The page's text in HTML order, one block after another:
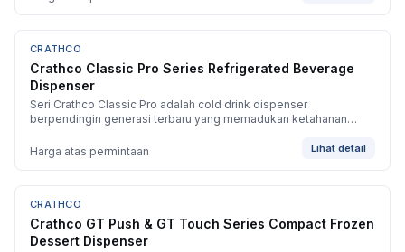
BARU
CRATHCO
Crathco Classic Pro Series Refrigerated Beverage
Dispenser
Seri Crathco Classic Pro adalah cold drink dispenser
berpendingin generasi terbaru yang memadukan ketahanan
berorientasi operator.
Harga atas permintaan Lihat detail
BARU
CRATHCO
Crathco GT Push & GT Touch Series Compact Frozen
Dessert Dispenser